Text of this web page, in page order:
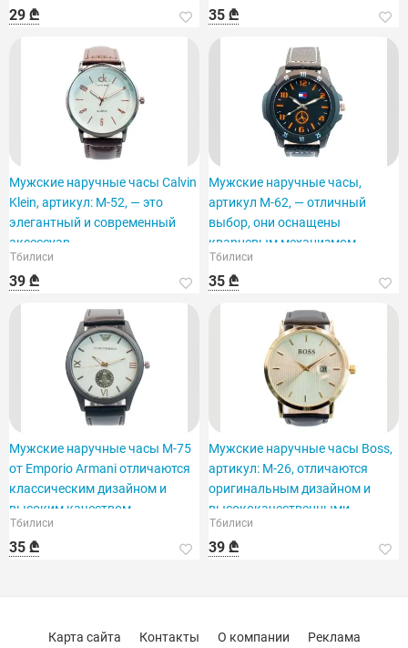
29 ₾ 35 ₾
Мужские наручные часы Calvin
Klein, артикул: M-52, — это
элегантный и современный
аксессуар.
Тбилиси
39 ₾
Мужские наручные часы,
артикул M-62, — отличный
выбор, они оснащены
кварцевым механизмом.
Тбилиси
35 ₾
Мужские наручные часы M-75
от Emporio Armani отличаются
классическим дизайном и
высоким качеством.
Тбилиси
35 ₾
Мужские наручные часы Boss,
артикул: M-26, отличаются
оригинальным дизайном и
высококачественными
материалами.
Тбилиси
39 ₾
Карта сайта Контакты О компании Реклама